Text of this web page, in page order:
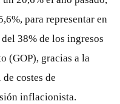
para representar en
38% de los ingresos
(GOP), gracias a la
costes de
inflacionista.